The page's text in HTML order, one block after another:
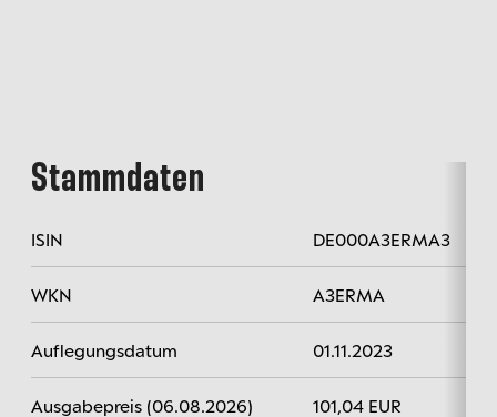
Stammdaten
ISIN DE000A3ERMA3
WKN A3ERMA
Auflegungsdatum 01.11.2023
Ausgabepreis (06.08.2026) 101,04 EUR